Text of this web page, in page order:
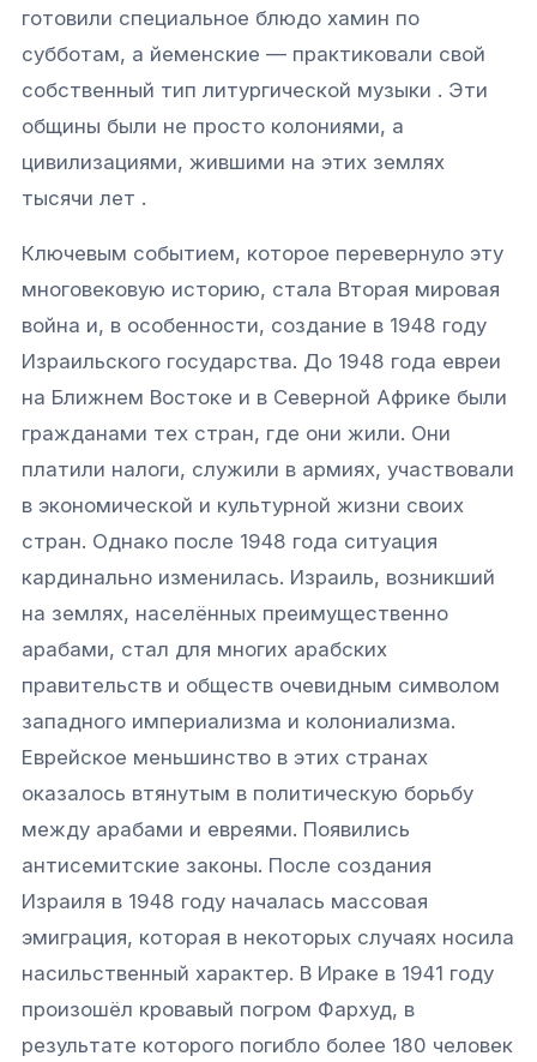
готовили специальное блюдо хамин по
субботам, а йеменские — практиковали свой
собственный тип литургической музыки . Эти
общины были не просто колониями, а
цивилизациями, жившими на этих землях
тысячи лет .
Ключевым событием, которое перевернуло эту
многовековую историю, стала Вторая мировая
война и, в особенности, создание в 1948 году
Израильского государства. До 1948 года евреи
на Ближнем Востоке и в Северной Африке были
гражданами тех стран, где они жили. Они
платили налоги, служили в армиях, участвовали
в экономической и культурной жизни своих
стран. Однако после 1948 года ситуация
кардинально изменилась. Израиль, возникший
на землях, населённых преимущественно
арабами, стал для многих арабских
правительств и обществ очевидным символом
западного империализма и колониализма.
Еврейское меньшинство в этих странах
оказалось втянутым в политическую борьбу
между арабами и евреями. Появились
антисемитские законы. После создания
Израиля в 1948 году началась массовая
эмиграция, которая в некоторых случаях носила
насильственный характер. В Ираке в 1941 году
произошёл кровавый погром Фархуд, в
результате которого погибло более 180 человек